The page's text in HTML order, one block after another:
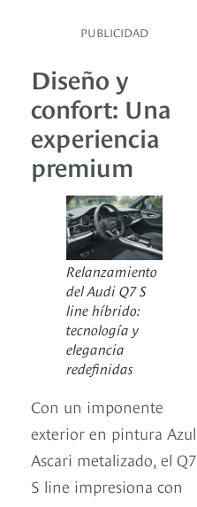
PUBLICIDAD
Diseño y
confort: Una
experiencia
premium
Relanzamiento
del Audi Q7 S
line híbrido:
tecnología y
elegancia
redefinidas
Con un imponente
exterior en pintura Azul
Ascari metalizado, el Q7
S line impresiona con